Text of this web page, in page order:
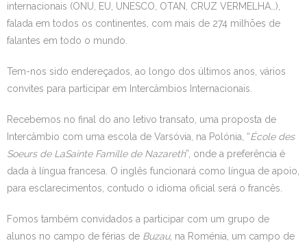
internacionais (ONU, EU, UNESCO, OTAN, CRUZ VERMELHA…),
falada em todos os continentes, com mais de 274 milhões de
falantes em todo o mundo.
Tem-nos sido endereçados, ao longo dos últimos anos, vários
convites para participar em Intercâmbios Internacionais.
Recebemos no final do ano letivo transato, uma proposta de
Intercâmbio com uma escola de Varsóvia, na Polónia, “École des
Soeurs de LaSainte Famille de Nazareth”, onde a preferência é
dada à língua francesa. O inglês funcionará como língua de apoio,
para esclarecimentos, contudo o idioma oficial será o francês.
Fomos também convidados a participar com um grupo de
alunos no campo de férias de Buzau, na Roménia, um campo de